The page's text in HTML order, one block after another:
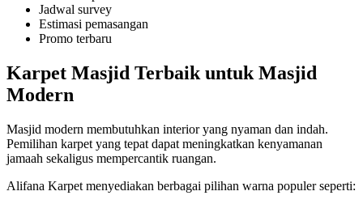
Jadwal survey
Estimasi pemasangan
Promo terbaru
Karpet Masjid Terbaik untuk Masjid
Modern
Masjid modern membutuhkan interior yang nyaman dan indah.
Pemilihan karpet yang tepat dapat meningkatkan kenyamanan
jamaah sekaligus mempercantik ruangan.
Alifana Karpet menyediakan berbagai pilihan warna populer seperti: